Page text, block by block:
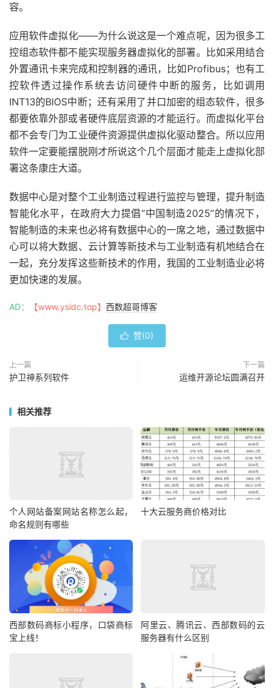
容。
应用软件虚拟化——为什么说这是一个难点呢，因为很多工
控组态软件都不能实现服务器虚拟化的部署。比如采用结合
外置通讯卡来完成和控制器的通讯，比如Profibus；也有工
控软件透过操作系统去访问硬件中断的服务，比如调用
INT13的BIOS中断；还有采用了并口加密的组态软件，很多
都要依靠外部或者硬件底层资源的才能运行。而虚拟化平台
都不会专门为工业硬件资源提供虚拟化驱动整合。所以应用
软件一定要能摆脱刚才所说这个几个层面才能走上虚拟化部
署这条康庄大道。
数据中心是对整个工业制造过程进行监控与管理，提升制造
智能化水平，在政府大力提倡“中国制造2025”的情况下，
智能制造的未来也必将有数据中心的一席之地，通过数据中
心可以将大数据、云计算等新技术与工业制造有机地结合在
一起，充分发挥这些新技术的作用，我国的工业制造业必将
更加快速的发展。
AD： 【www.ysidc.top】 西数超哥博客
 赞(0)
上一篇
护卫神系列软件
下一篇
运维开源论坛圆满召开
相关推荐
个人网站备案网站名称怎么起，
命名规则有哪些
十大云服务商价格对比
西部数码商标小程序，口袋商标
宝上线！
阿里云、腾讯云、西部数码的云
服务器有什么区别